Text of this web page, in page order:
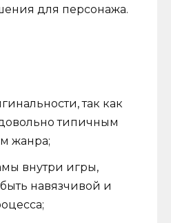
для персонажа.
так как
типичным
жанра;
внутри игры,
навязчивой и